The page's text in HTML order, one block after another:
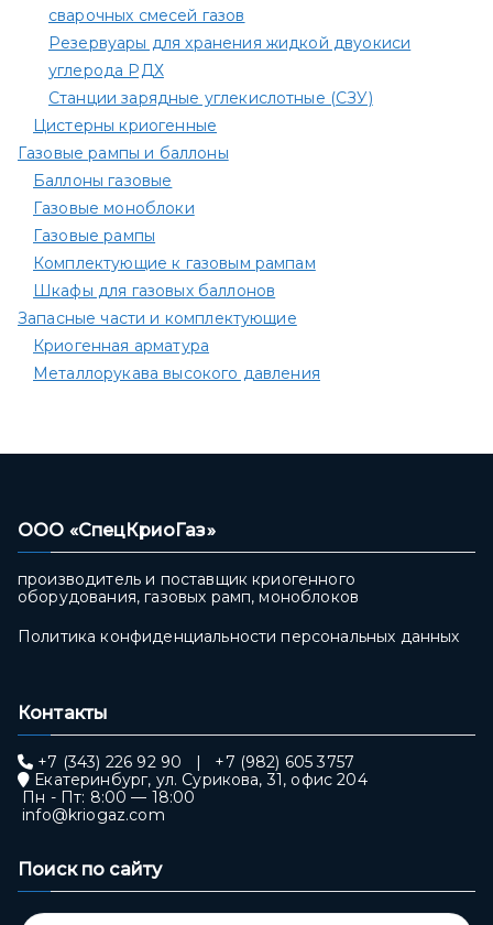
сварочных смесей газов
Резервуары для хранения жидкой двуокиси
углерода РДХ
Станции зарядные углекислотные (СЗУ)
Цистерны криогенные
Газовые рампы и баллоны
Баллоны газовые
Газовые моноблоки
Газовые рампы
Комплектующие к газовым рампам​
Шкафы для газовых баллонов
Запасные части и комплектующие
Криогенная арматура
Металлорукава высокого давления
ООО «СпецКриоГаз»
производитель и поставщик криогенного
оборудования, газовых рамп, моноблоков
Политика конфиденциальности персональных данных
Контакты
+7 (343) 226 92 90
+7 (982) 605 3757
Екатеринбург, ул. Сурикова, 31, офис 204
Пн - Пт: 8:00 — 18:00
info@kriogaz.com
Поиск по сайту
Поиск